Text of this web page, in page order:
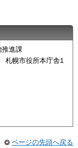
推進課
幌市役所本庁舎1
ページの先頭へ戻る